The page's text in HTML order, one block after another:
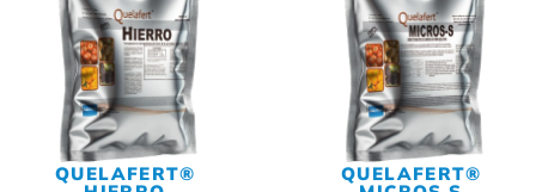
QUELAFERT® QUELAFERT®